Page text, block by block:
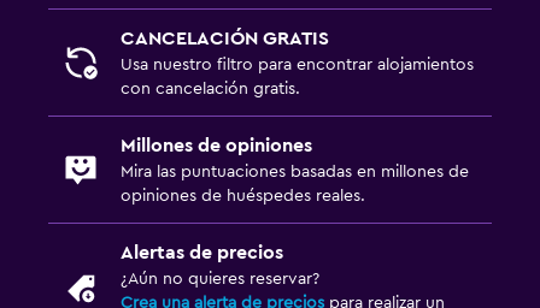
CANCELACIÓN GRATIS
Usa nuestro filtro para encontrar alojamientos
con cancelación gratis.
Millones de opiniones
Mira las puntuaciones basadas en millones de
opiniones de huéspedes reales.
Alertas de precios
¿Aún no quieres reservar?
Crea una alerta de precios para realizar un